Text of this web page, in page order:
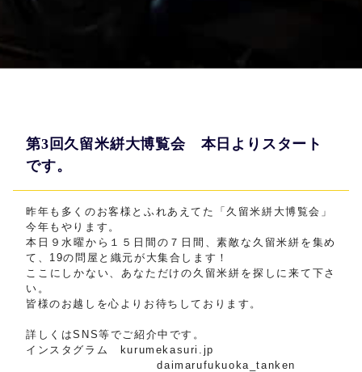
第3回久留米絣大博覧会 本日よりスタート
です。
昨年も多くのお客様とふれあえてた「久留米絣大博覧会」
今年もやります。
本日９水曜から１５日間の７日間、素敵な久留米絣を集め
て、19の問屋と織元が大集合します！
ここにしかない、あなただけの久留米絣を探しに来て下さ
い。
皆様のお越しを心よりお待ちしております。
詳しくはSNS等でご紹介中です。
インスタグラム kurumekasuri.jp
daimarufukuoka_tanken